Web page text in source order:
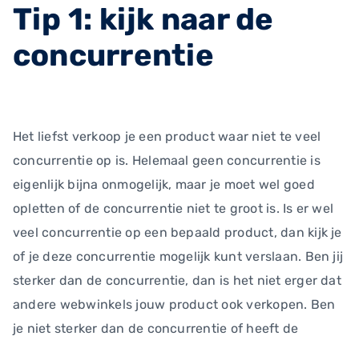
Tip 1: kijk naar de
concurrentie
Het liefst verkoop je een product waar niet te veel
concurrentie op is. Helemaal geen concurrentie is
eigenlijk bijna onmogelijk, maar je moet wel goed
opletten of de concurrentie niet te groot is. Is er wel
veel concurrentie op een bepaald product, dan kijk je
of je deze concurrentie mogelijk kunt verslaan. Ben jij
sterker dan de concurrentie, dan is het niet erger dat
andere webwinkels jouw product ook verkopen. Ben
je niet sterker dan de concurrentie of heeft de